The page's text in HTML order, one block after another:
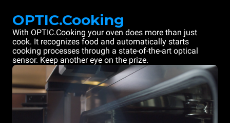
OPTIC.Cooking
With OPTIC.Cooking your oven does more than just
cook. It recognizes food and automatically starts
cooking processes through a state-of-the-art optical
sensor. Keep another eye on the prize.